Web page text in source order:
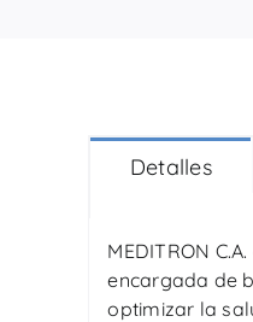
Detalles
MEDITRON
encargada de
optimizar la